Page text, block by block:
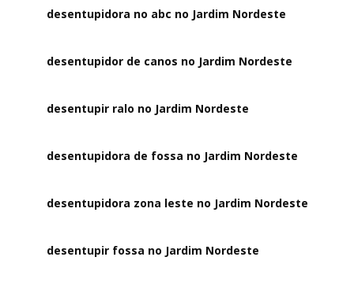
desentupidora no abc no Jardim Nordeste
desentupidor de canos no Jardim Nordeste
desentupir ralo no Jardim Nordeste
desentupidora de fossa no Jardim Nordeste
desentupidora zona leste no Jardim Nordeste
desentupir fossa no Jardim Nordeste